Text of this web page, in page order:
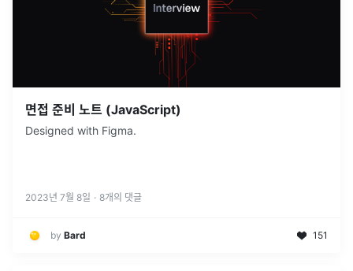
면접 준비 노트 (JavaScript)
Designed with Figma.
2023년 7월 8일 · 8개의 댓글
by Bard 151